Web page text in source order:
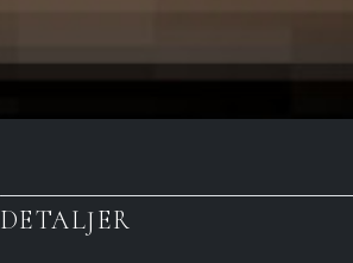
DETALJER